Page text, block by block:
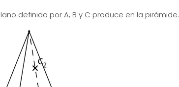
definido por A, B y C produce en la pirámide.